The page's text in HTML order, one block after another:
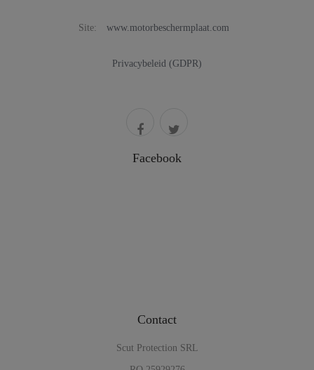
Site: www.motorbeschermplaat.com
Privacybeleid (GDPR)
Facebook
Contact
Scut Protection SRL